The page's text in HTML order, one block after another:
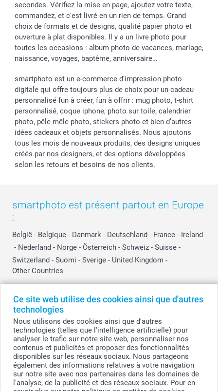
Ce site web utilise des cookies ainsi que d'autres
technologies
Nous utilisons des cookies ainsi que d'autres
technologies (telles que l'intelligence artificielle) pour
analyser le trafic sur notre site web, personnaliser nos
contenus et publicités et proposer des fonctionnalités
disponibles sur les réseaux sociaux. Nous partageons
également des informations relatives à votre navigation
sur notre site avec nos partenaires dans les domaines de
l'analyse, de la publicité et des réseaux sociaux. Pour en
secondes. Vérifiez la mise en page, ajoutez votre texte,
commandez, et c'est livré en un rien de temps. Grand
choix de formats et de designs, qualité papier photo et
ouverture à plat disponibles. Il y a un livre photo pour
toutes les occasions : album photo de vacances, mariage,
naissance, voyages, baptême, anniversaire…
smartphoto est un e-commerce d'impression photo
digitale qui offre toujours plus de choix pour un cadeau
personnalisé fun à créer, fun à offrir : mug photo, t-shirt
personnalisé, coque iphone, photo sur toile, calendrier
photo, pêle-mêle photo, stickers photo et bien d’autres
idées cadeaux et objets personnalisés. Nous ajoutons
tous les mois de nouveaux produits, des designs uniques
créés par nos designers, et des options développées
selon les retours et besoins de nos clients.
smartphoto est présent partout en Europe
:
België - Belgique - Danmark - Deutschland - France - Ireland
- Nederland - Norge - Österreich - Schweiz - Suisse -
Switzerland - Suomi - Sverige - United Kingdom -
Other Countries
© smartphoto group. Tous droits réservés
smartphoto group SA.
Siège social : Kwatrechtsteenweg 160, 9230 Wetteren, Belgique
Numéro de TVA BE 0405.706.755
Numéro d'entreprise 0405.706.755.
Coordonnées bancaires: IBAN BE71 2850 2711 5569 - BIC: GEBABEBB
Tous les prix sont en EURO (€), TVA incluse et hors frais de port.